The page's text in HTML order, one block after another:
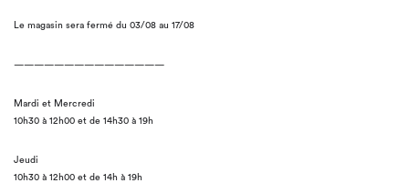
Le magasin sera fermé du 03/08 au 17/08
———————————————
Mardi et Mercredi
10h30 à 12h00 et de 14h30 à 19h
Jeudi
10h30 à 12h00 et de 14h à 19h